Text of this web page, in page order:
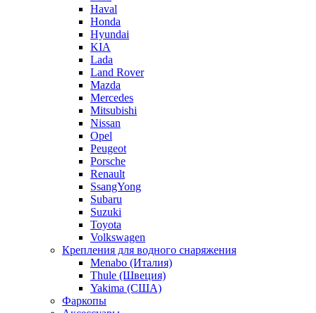
Haval
Honda
Hyundai
KIA
Lada
Land Rover
Mazda
Mercedes
Mitsubishi
Nissan
Opel
Peugeot
Porsche
Renault
SsangYong
Subaru
Suzuki
Toyota
Volkswagen
Крепления для водного снаряжения
Menabo (Италия)
Thule (Швеция)
Yakima (США)
Фаркопы